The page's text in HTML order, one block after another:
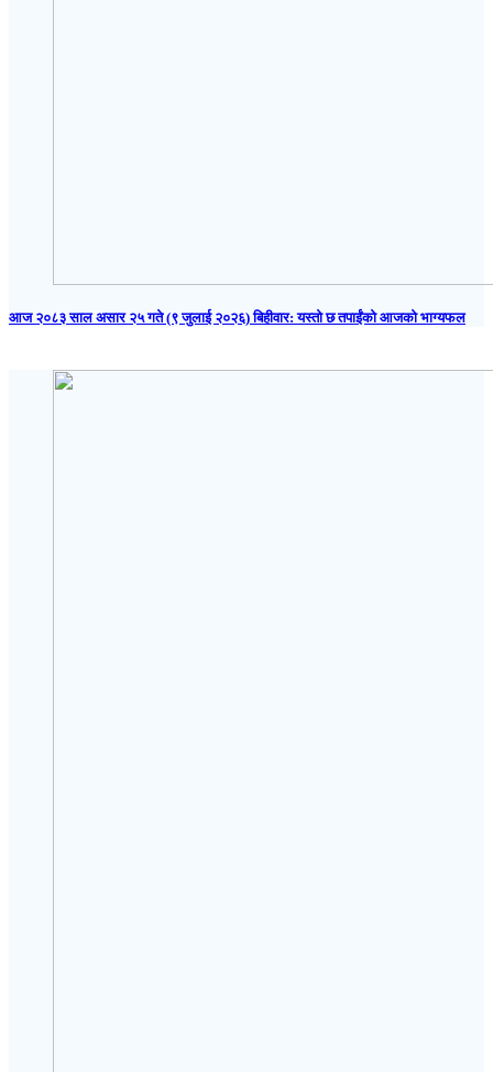
आज २०८३ साल असार २५ गते (९ जुलाई २०२६) बिहीवार: यस्तो छ तपाईंको आजको भाग्यफल